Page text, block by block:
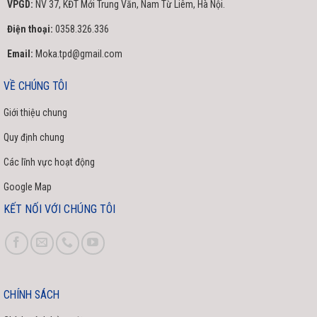
khí thải gây ảnh hưởng đến Trái Đất.
Kích thước nhỏ gọn
Với kích thước dàn lạnh điều hòa nối ống gió Mitsubishi
48000BTU 1 chiều
của máy cũng khá nhẹ, nên kĩ thuật sẽ không cần sử
dụng thiết bị nâng khi lắp đặt.
Bơm nước ngưng tiện lợi
được tích hợp sẵn bơm nước ngưng bơm nước giúp
VPGD: NV 37, KĐT Mới Trung Văn, Nam Từ Liêm, Hà Nội.
Điện thoại: 0358.326.336
Email: Moka.tpd@gmail.com
VỀ CHÚNG TÔI
Giới thiệu chung
Quy định chung
Các lĩnh vực hoạt động
Google Map
KẾT NỐI VỚI CHÚNG TÔI
CHÍNH SÁCH